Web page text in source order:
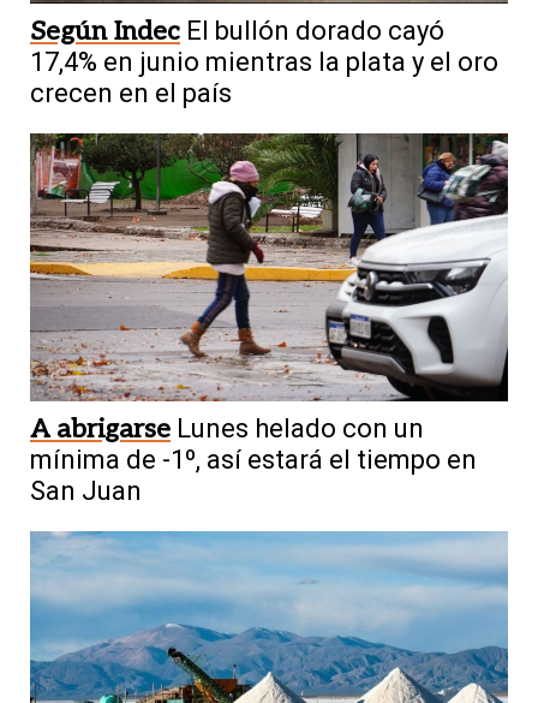
Según Indec El bullón dorado cayó
17,4% en junio mientras la plata y el oro
crecen en el país
A abrigarse Lunes helado con un
mínima de -1º, así estará el tiempo en
San Juan